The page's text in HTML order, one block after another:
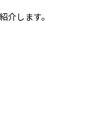
介します。